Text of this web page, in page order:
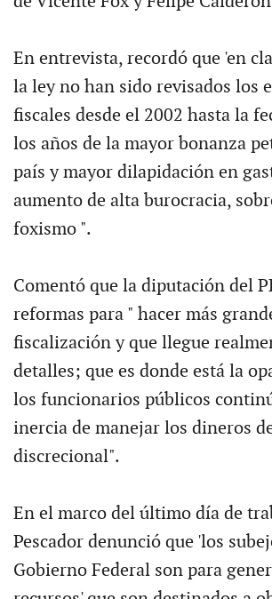
En entrevista, recordó que 'en
la ley no han sido revisados los
fiscales desde el 2002 hasta la
los años de la mayor bonanza
país y mayor dilapidación en
aumento de alta burocracia,
foxismo ".
Comentó que la diputación del
reformas para " hacer más
fiscalización y que llegue
detalles; que es donde está la
los funcionarios públicos
inercia de manejar los dineros
discrecional".
En el marco del último día de
Pescador denunció que 'los
Gobierno Federal son para